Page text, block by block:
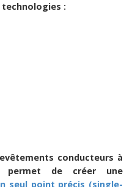
:
conducteurs à
permet de créer une
seul point précis (single-